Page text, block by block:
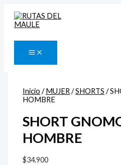
contenido
Inicio /MUJER/SHORTS /
HOMBRE
SHORT
HOMBRE
$34.900
GNOMO
SEGNAR
HOMBRE